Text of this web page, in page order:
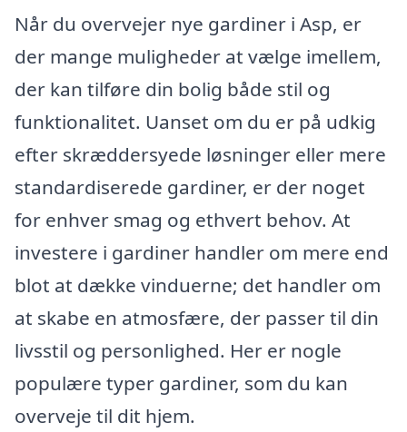
Når du overvejer nye gardiner i Asp, er
der mange muligheder at vælge imellem,
der kan tilføre din bolig både stil og
funktionalitet. Uanset om du er på udkig
efter skræddersyede løsninger eller mere
standardiserede gardiner, er der noget
for enhver smag og ethvert behov. At
investere i gardiner handler om mere end
blot at dække vinduerne; det handler om
at skabe en atmosfære, der passer til din
livsstil og personlighed. Her er nogle
populære typer gardiner, som du kan
overveje til dit hjem.